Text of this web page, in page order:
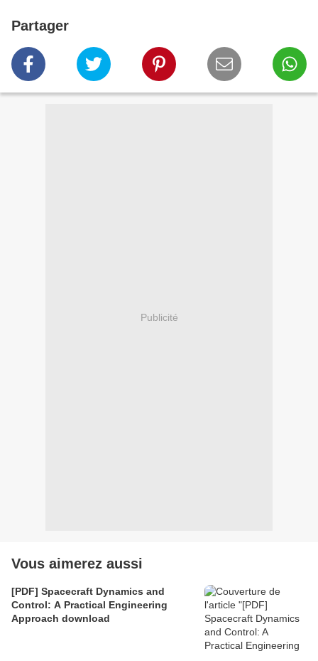
Partager
Publicité
Vous aimerez aussi
[PDF] Spacecraft Dynamics and
Control: A Practical Engineering
Approach download